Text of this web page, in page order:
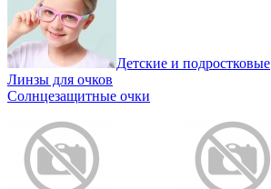
Детские и подростковые
Линзы для очков
Солнцезащитные очки